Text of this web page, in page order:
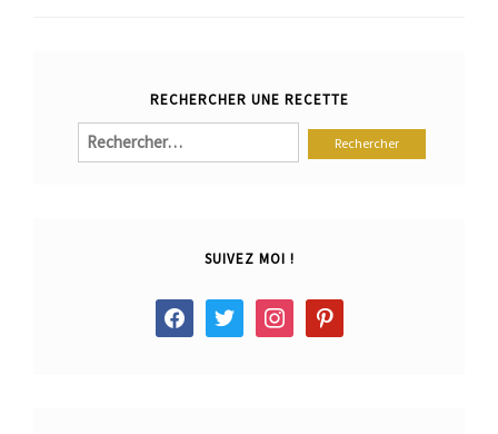
RECHERCHER UNE RECETTE
Rechercher :
SUIVEZ MOI !
facebook twitter instagram pinterest